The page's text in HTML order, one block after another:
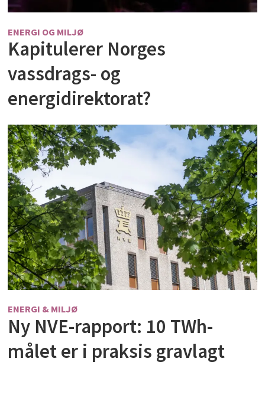
ENERGI OG MILJØ
Kapitulerer Norges
vassdrags- og
energidirektorat?
ENERGI & MILJØ
Ny NVE-rapport: 10 TWh-
målet er i praksis gravlagt